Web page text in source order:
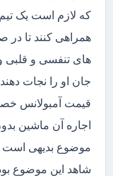
که لازم است یک
همراهی کنند تا در
های تنفسی و قلبی
جان او را نجات
قیمت آمبولانس
اجاره آن ماشین
موضوع بدیهی است
شاهد این موضوع